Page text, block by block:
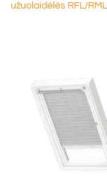
užuolaidėlės RFL/